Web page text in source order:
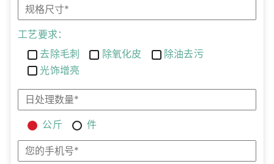
工艺要求：
去除毛刺
除氧化皮
除油去污
光饰增亮
公斤 件